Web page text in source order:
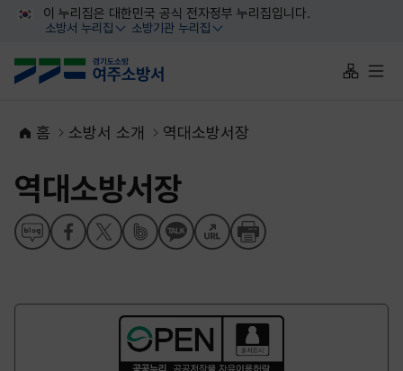
대메뉴 바로가기
본문 바로가기
이 누리집은 대한민국 공식 전자정부 누리집입니다.
소방서 누리집
열기
소방기관 누리집
열기
사이트맵
전체
홈 소방서 소개 역대소방서장
역대소방서장